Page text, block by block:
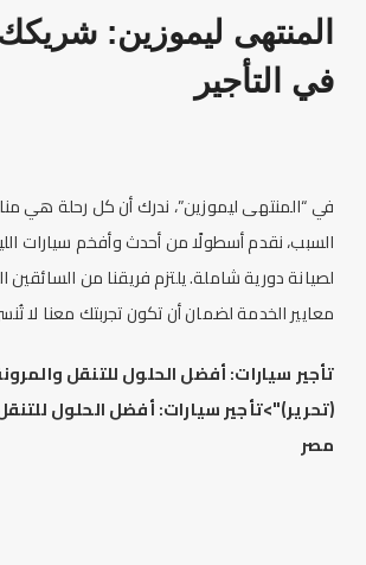
المنتهى ليموزين:
في التأجير
في “المنتهىليموزين”، ندرك أن كل رحلة هي
السبب، نقدم أسطولًا من أحدث وأفخم سيارات ال
لصيانة دورية شاملة. يلتزم فريقنا من السائقين
معايير الخدمة لضمان أن تكون تجربتك معنا لا
تأجير سيارات: أفضل الحلول للتنقل
(تحرير)">تأجيرسيارات: أفضل الحلول
مصر